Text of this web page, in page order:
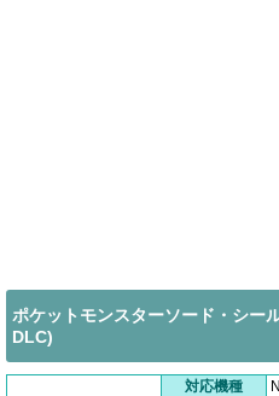
ポケットモンスターソード・シー
DLC)
対応機種